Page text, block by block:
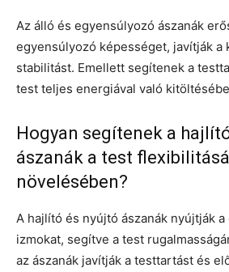
Az álló és egyensúlyozó ászanák
egyensúlyozó képességet, javítják a
stabilitást. Emellett segítenek a
test teljes energiával való
Hogyan segítenek a
ászanák a test
növelésében?
A hajlító és nyújtó ászanák nyújtják
izmokat, segítve a test
az ászanák javítják a testtartást és